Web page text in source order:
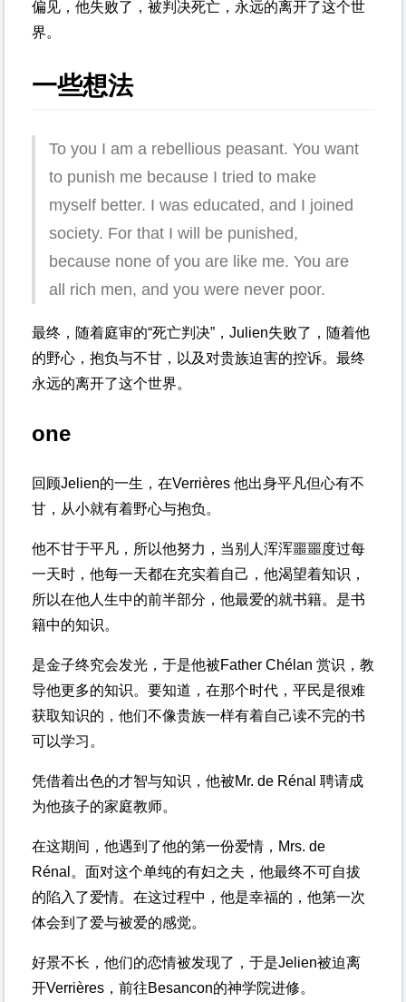
偏见，他失败了，被判决死亡，永远的离开了这个世
界。
一些想法
To you I am a rebellious peasant. You want
to punish me because I tried to make
myself better. I was educated, and I joined
society. For that I will be punished,
because none of you are like me. You are
all rich men, and you were never poor.
最终，随着庭审的“死亡判决”，Julien失败了，随着他
的野心，抱负与不甘，以及对贵族迫害的控诉。最终
永远的离开了这个世界。
one
回顾Jelien的一生，在Verrières 他出身平凡但心有不
甘，从小就有着野心与抱负。
他不甘于平凡，所以他努力，当别人浑浑噩噩度过每
一天时，他每一天都在充实着自己，他渴望着知识，
所以在他人生中的前半部分，他最爱的就书籍。是书
籍中的知识。
是金子终究会发光，于是他被Father Chélan 赏识，教
导他更多的知识。要知道，在那个时代，平民是很难
获取知识的，他们不像贵族一样有着自己读不完的书
可以学习。
凭借着出色的才智与知识，他被Mr. de Rénal 聘请成
为他孩子的家庭教师。
在这期间，他遇到了他的第一份爱情，Mrs. de
Rénal。面对这个单纯的有妇之夫，他最终不可自拔
的陷入了爱情。在这过程中，他是幸福的，他第一次
体会到了爱与被爱的感觉。
好景不长，他们的恋情被发现了，于是Jelien被迫离
开Verrières，前往Besancon的神学院进修。